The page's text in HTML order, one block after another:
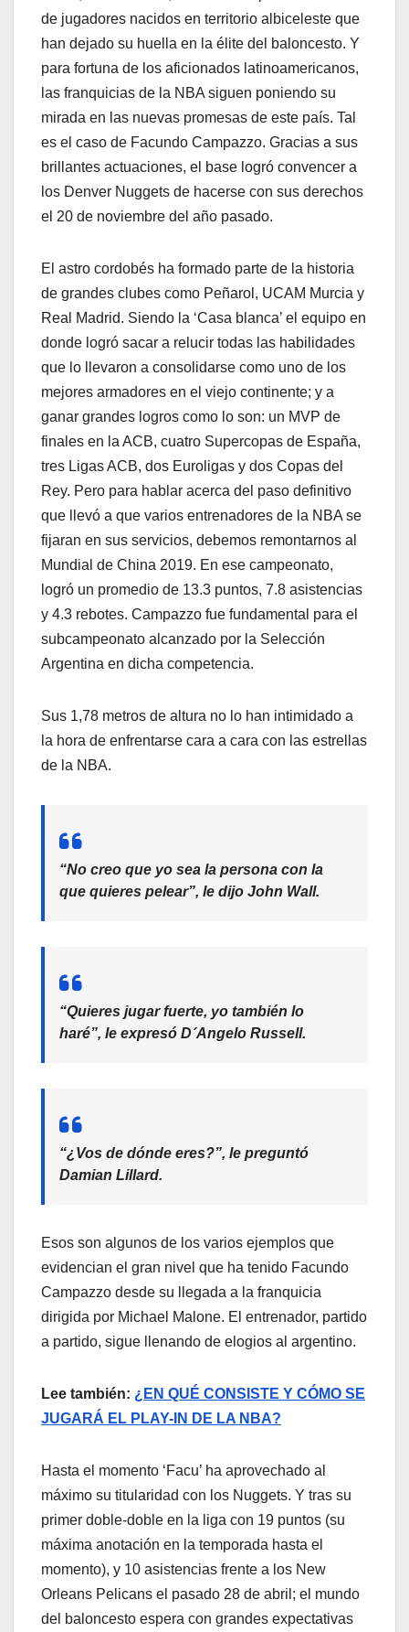
de jugadores nacidos en territorio albiceleste que
han dejado su huella en la élite del baloncesto. Y
para fortuna de los aficionados latinoamericanos,
las franquicias de la NBA siguen poniendo su
mirada en las nuevas promesas de este país. Tal
es el caso de Facundo Campazzo. Gracias a sus
brillantes actuaciones, el base logró convencer a
los Denver Nuggets de hacerse con sus derechos
el 20 de noviembre del año pasado.
El astro cordobés ha formado parte de la historia
de grandes clubes como Peñarol, UCAM Murcia y
Real Madrid. Siendo la ‘Casa blanca’ el equipo en
donde logró sacar a relucir todas las habilidades
que lo llevaron a consolidarse como uno de los
mejores armadores en el viejo continente; y a
ganar grandes logros como lo son: un MVP de
finales en la ACB, cuatro Supercopas de España,
tres Ligas ACB, dos Euroligas y dos Copas del
Rey. Pero para hablar acerca del paso definitivo
que llevó a que varios entrenadores de la NBA se
fijaran en sus servicios, debemos remontarnos al
Mundial de China 2019. En ese campeonato,
logró un promedio de 13.3 puntos, 7.8 asistencias
y 4.3 rebotes. Campazzo fue fundamental para el
subcampeonato alcanzado por la Selección
Argentina en dicha competencia.
Sus 1,78 metros de altura no lo han intimidado a
la hora de enfrentarse cara a cara con las estrellas
de la NBA.
“No creo que yo sea la persona con la
que quieres pelear”, le dijo John Wall.
“Quieres jugar fuerte, yo también lo
haré”, le expresó D´Angelo Russell.
“¿Vos de dónde eres?”, le preguntó
Damian Lillard.
Esos son algunos de los varios ejemplos que
evidencian el gran nivel que ha tenido Facundo
Campazzo desde su llegada a la franquicia
dirigida por Michael Malone. El entrenador, partido
a partido, sigue llenando de elogios al argentino.
Lee también: ¿EN QUÉ CONSISTE Y CÓMO SE
JUGARÁ EL PLAY-IN DE LA NBA?
Hasta el momento ‘Facu’ ha aprovechado al
máximo su titularidad con los Nuggets. Y tras su
primer doble-doble en la liga con 19 puntos (su
máxima anotación en la temporada hasta el
momento), y 10 asistencias frente a los New
Orleans Pelicans el pasado 28 de abril; el mundo
del baloncesto espera con grandes expectativas